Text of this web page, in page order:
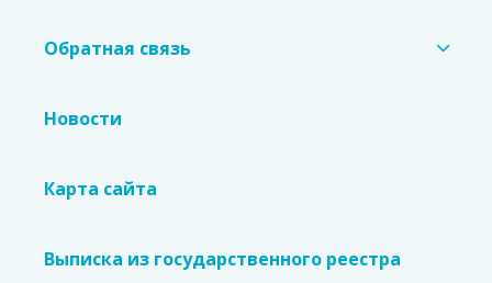
Обратная связь
Новости
Карта сайта
Выписка из государственного реестра